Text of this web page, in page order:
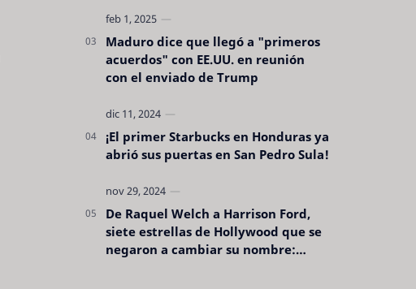
Maduro dice que llegó a "primeros
acuerdos" con EE.UU. en reunión
con el enviado de Trump
¡El primer Starbucks en Honduras ya
abrió sus puertas en San Pedro Sula!
De Raquel Welch a Harrison Ford,
siete estrellas de Hollywood que se
negaron a cambiar su nombre: